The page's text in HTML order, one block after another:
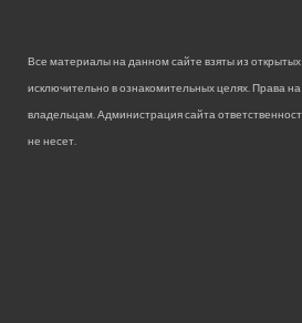
Все материалы на данном сайте взяты из
исключительно в ознакомительных целях. Права
владельцам. Администрация сайта
не несет.